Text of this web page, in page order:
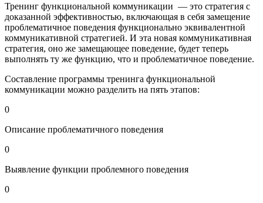
Тренинг функциональной коммуникации — это стратегия с
доказанной эффективностью, включающая в себя замещение
проблематичное поведения функционально эквивалентной
коммуникативной стратегией. И эта новая коммуникативная
стратегия, оно же замещающее поведение, будет теперь
выполнять ту же функцию, что и проблематичное поведение.
Составление программы тренинга функциональной
коммуникации можно разделить на пять этапов:
0
Описание проблематичного поведения
0
Выявление функции проблемного поведения
0